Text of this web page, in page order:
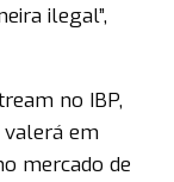
ilegal”,
no IBP,
valerá em
mercado de